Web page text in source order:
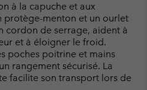
à la capuche et aux
protège-menton et un ourlet
cordon de serrage, aident à
et à éloigner le froid.
poches poitrine et mains
rangement sécurisé. La
facilite son transport lors de